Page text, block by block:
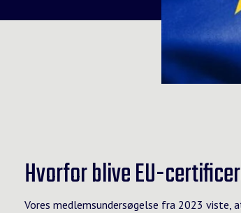
Hvorfor blive EU-
Vores medlemsundersøgelse fra 2023 viste,